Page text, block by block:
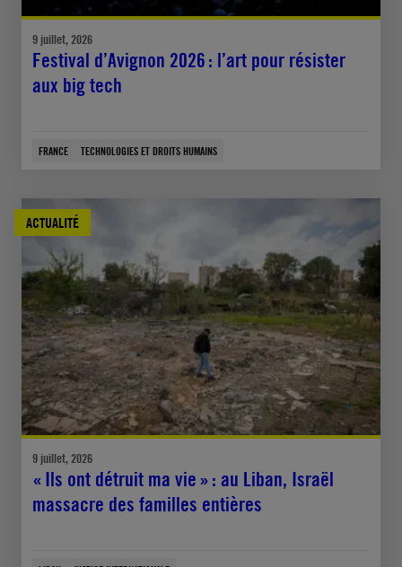
9 juillet, 2026
Festival d’Avignon 2026 : l’art pour résister
aux big tech
FRANCE TECHNOLOGIES ET DROITS HUMAINS
ACTUALITÉ
9 juillet, 2026
« Ils ont détruit ma vie » : au Liban, Israël
massacre des familles entières